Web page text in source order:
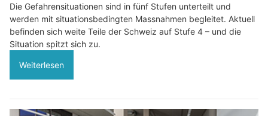
Die Gefahrensituationen sind in fünf Stufen unterteilt und
werden mit situationsbedingten Massnahmen begleitet. Aktuell
befinden sich weite Teile der Schweiz auf Stufe 4 – und die
Situation spitzt sich zu.
Weiterlesen